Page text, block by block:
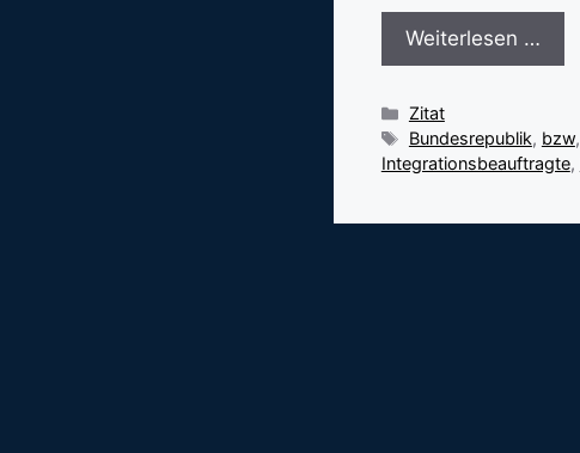
Weiterlesen …
Kategorien
Zitat
Schlagwörter
Bundesrepublik, bzw,
Integrationsbeauftragte,